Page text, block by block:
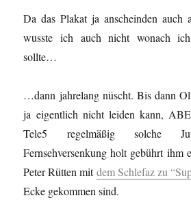
Da das Plakat ja anscheinden auch
wusste ich auch nicht wonach
sollte…
…dann jahrelang nüscht. Bis dann
ja eigentlich nicht leiden kann,
Tele5 regelmäßig solche
Fernsehversenkung holt gebührt ihm
Peter Rütten mitdem Schlefaz zu
Ecke gekommen sind.